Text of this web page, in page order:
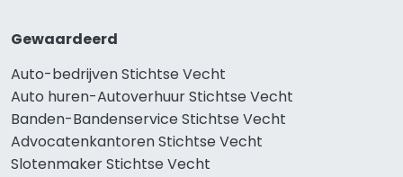
Gewaardeerd
Auto-bedrijven Stichtse Vecht
Auto huren-Autoverhuur Stichtse Vecht
Banden-Bandenservice Stichtse Vecht
Advocatenkantoren Stichtse Vecht
Slotenmaker Stichtse Vecht